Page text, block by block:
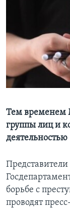
СОЦИАЛЬНЫЕ СЕТИ
Тем временем
группы лиц и
деятельностью
борьбе с
проводят